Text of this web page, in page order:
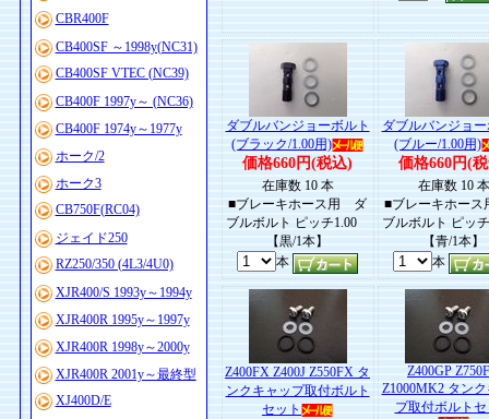
CBR400F
CB400SF ～1998y(NC31)
CB400SF VTEC (NC39)
CB400F 1997y～ (NC36)
CB400F 1974y～1977y
ホーク/2
ホーク3
CB750F(RC04)
ジェイド250
RZ250/350 (4L3/4U0)
XJR400/S 1993y～1994y
XJR400R 1995y～1997y
XJR400R 1998y～2000y
XJR400R 2001y～最終型
XJ400D/E
ダブルバンジョーボルト
(ブラック/1.00用)
価格660円(税込)
在庫数 10 本
■ブレーキホース用 ダ
ブルボルト ピッチ1.00
【黒/1本】
本
ダブルバンジョ
(ブルー/1.00用)
価格660円(
在庫数 10 本
■ブレーキホー
ブルボルト ピッ
【青/1本】
本
Z400FX Z400J Z550FX タ
ンクキャップ取付ボルト
セット
Z400GP
Z1000MK2 タン
プ取付ボルト